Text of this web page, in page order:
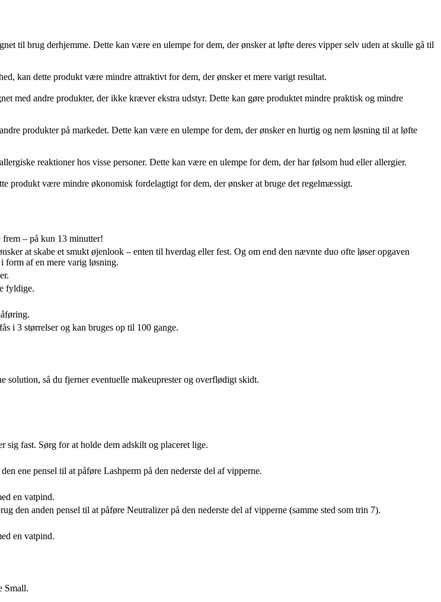
til brug derhjemme. Dette kan være en ulempe for dem, der ønsker at løfte deres vipper selv uden at skulle gå til
kan dette produkt være mindre attraktivt for dem, der ønsker et mere varigt resultat.
med andre produkter, der ikke kræver ekstra udstyr. Dette kan gøre produktet mindre praktisk og mindre
produkter på markedet. Dette kan være en ulempe for dem, der ønsker en hurtig og nem løsning til at løfte
reaktioner hos visse personer. Dette kan være en ulempe for dem, der har følsom hud eller allergier.
produkt være mindre økonomisk fordelagtigt for dem, der ønsker at bruge det regelmæssigt.
– på kun 13 minutter!
at skabe et smukt øjenlook – enten til hverdag eller fest. Og om end den nævnte duo ofte løser opgaven
form af en mere varig løsning.
fyldige.
i 3 størrelser og kan bruges op til 100 gange.
så du fjerner eventuelle makeuprester og overflødigt skidt.
fast. Sørg for at holde dem adskilt og placeret lige.
ene pensel til at påføre Lashperm på den nederste del af vipperne.
en vatpind.
den anden pensel til at påføre Neutralizer på den nederste del af vipperne (samme sted som trin 7).
en vatpind.
Small.